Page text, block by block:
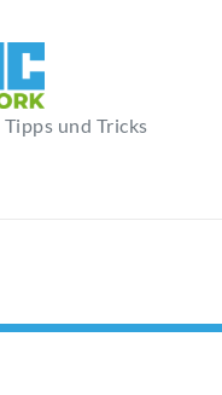
und Tricks